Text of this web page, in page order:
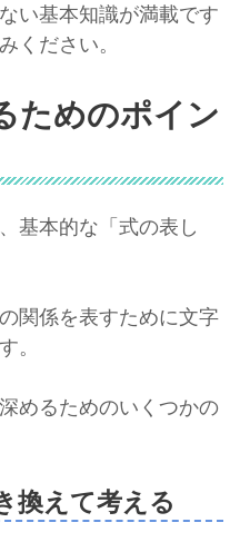
い基本知識が満載です
ください。
ためのポイン
基本的な「式の表し
関係を表すために文字
。
めるためのいくつかの
換えて考える